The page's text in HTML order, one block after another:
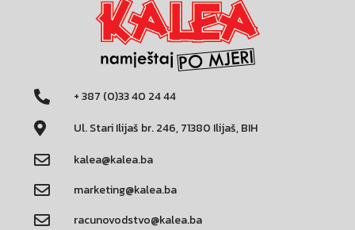
+ 387 (0)33 40 24 44
Ul. Stari Ilijaš br. 246, 71380 Ilijaš, BIH
kalea@kalea.ba
marketing@kalea.ba
racunovodstvo@kalea.ba